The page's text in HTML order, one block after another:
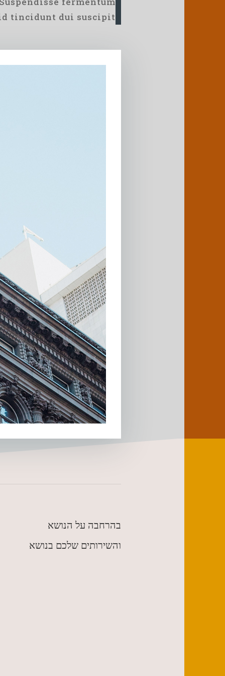
tincidunt dui suscipit.
בהרחבה על הנושא
והשירותים שלכם בנושא